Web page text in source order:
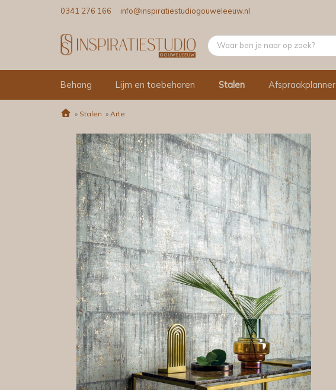
0341 276 166 info@inspiratiestudiogouweleeuw.nl
Behang Lijm en toebehoren Stalen Afspraakplanner
» Stalen » Arte